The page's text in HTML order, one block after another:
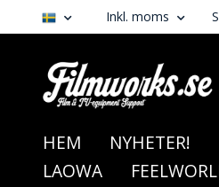
Inkl. moms
HEM NYHETER!
LAOWA